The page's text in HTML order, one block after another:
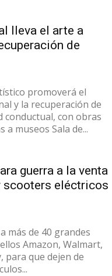
lleva el arte a
de
promoverá el
y la recuperación de
conductual, con obras
a museos Sala de...
guerra a la venta
scooters eléctricos
más de 40 grandes
Amazon, Walmart,
para que dejen de